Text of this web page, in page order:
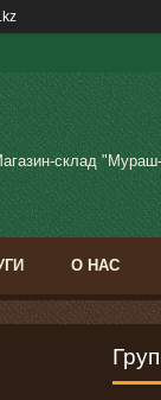
склад
О НАС